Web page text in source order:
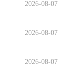
2026-08-07
2026-08-07
2026-08-07